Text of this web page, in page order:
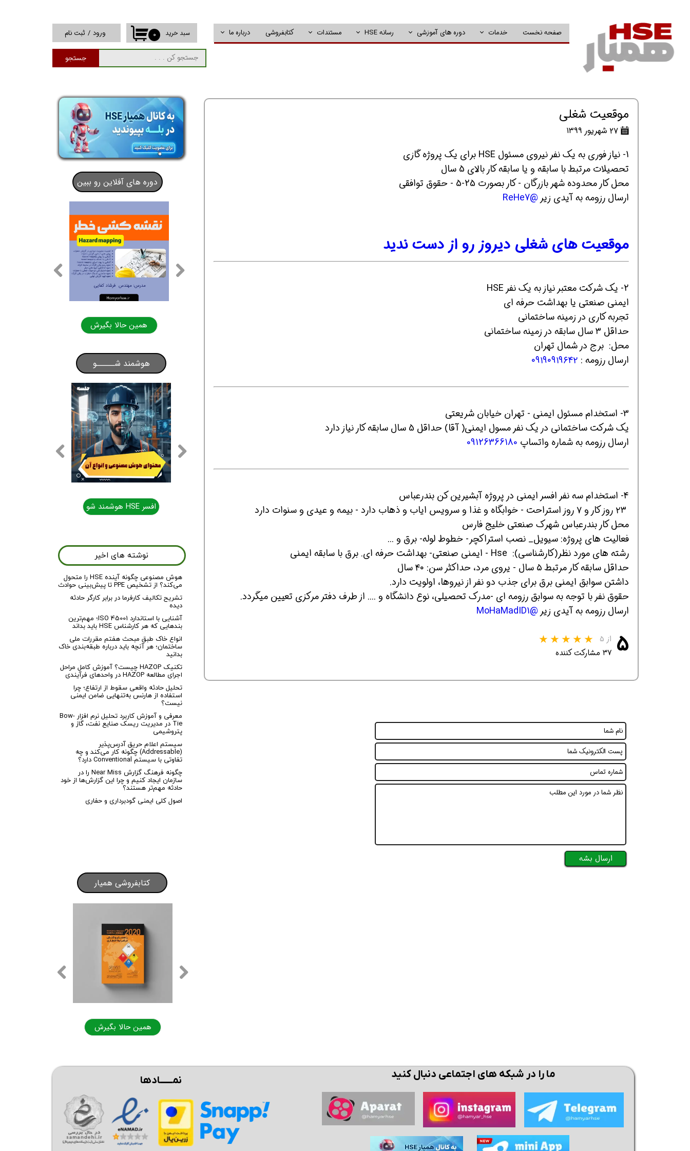
صفحه نخست خدمات دوره های آموزشی رسانه HSE
پادکست Safety Cast
مستندات کتابفروشی درباره ما
جستجو
۰ سبد خرید ورود / ثبت نام
حساب کاربری من
تغییر گذر واژه
خروج از حساب
کاربری
موقعیت شغلی
۲۷ شهریور ۱۳۹۹
1- نیاز فوری به یک نفر نیروی مسئول HSE برای یک پروژه گازی
تحصیلات مرتبط با سابقه و یا سابقه کار بالای 5 سال
محل کار محدوده شهر بازرگان - کار بصورت 25-5 - حقوق توافقی
ارسال رزومه به آیدی زیر @ReHe7
موقعیت های شغلی دیروز رو از دست ندید
2- یک شرکت معتبر نیاز به یک نفر HSE
ایمنی صنعتی یا بهداشت حرفه ای
تجربه کاری در زمینه ساختمانی
حداقل ۳ سال سابقه در زمینه ساختمانی
محل: برج در شمال تهران
ارسال رزومه : ۰۹۱۹۰۹۱۹۶۴۲
3- استخدام مسئول ایمنی - تهران خیابان شریعتی
یک شرکت ساختمانی در یک نفر مسول ايمني( آقا) حداقل 5 سال سابقه کار نیاز دارد
ارسال رزومه به شماره واتساپ 09126366180
4- استخدام سه نفر افسر ایمنی در پروژه آبشیرین کن بندرعباس
محل کار بندرعباس شهرک صنعتی خلیج فارس
فعالیت های پروژه: سیویل_ نصب استراکچر- خطوط لوله- برق و ...
رشته های مورد نظر(کارشناسی): Hse - ایمنی صنعتی- بهداشت حرفه ای. برق با سابقه ایمنی
حداقل سابقه کار مرتبط ۵ سال - یروی مرد، حداکثر سن: ۴۰ سال
داشتن سوابق ایمنی برق برای جذب دو نفر از نیروها، اولویت دارد.
حقوق نفر با توجه به سوابق رزومه ای -مدرک تحصیلی، نوع دانشگاه و .... از طرف دفتر مرکزی تعیین میگردد.
ارسال رزومه به آیدی زیر @MoHaMadID1
۵ از ۵
۳۷ مشارکت کننده
هوش مصنوعی چگونه آینده HSE را متحول
می‌کند؟ از تشخیص PPE تا پیش‌بینی حوادث
تشریح تکالیف کارفرما در برابر کارگر حادثه
دیده
آشنایی با استاندارد ISO 45001؛ مهم‌ترین
بندهایی که هر کارشناس HSE باید بداند
انواع خاک طبق مبحث هفتم مقررات ملی
ساختمان؛ هر آنچه باید درباره طبقه‌بندی خاک
بدانید
تکنیک HAZOP چیست؟ آموزش کامل مراحل
اجرای مطالعه HAZOP در واحدهای فرآیندی
تحلیل حادثه واقعی سقوط از ارتفاع؛ چرا
استفاده از هارنس به‌تنهایی ضامن ایمنی
نیست؟
معرفی و آموزش کاربرد تحلیل نرم افزار Bow-
Tie در مدیریت ریسک صنایع نفت، گاز و
پتروشیمی
سیستم اعلام حریق آدرس‌پذیر
(Addressable) چگونه کار می‌کند و چه
تفاوتی با سیستم Conventional دارد؟
چگونه فرهنگ گزارش Near Miss را در
سازمان ایجاد کنیم و چرا این گزارش‌ها از خود
حادثه مهم‌تر هستند؟
اصول کلی ایمنی گودبرداری و حفاری
نوشته های اخیر
ارسال بشه
همین حالا بگیرش همین حالا بگیرش همین حالا بگیرش
دوره های آفلاین رو ببین
کتابفروشی همیار
همین حالا بگیرش
هوشمند شـــــو
افسر HSE هوشمند شو افسر HSE هوشمند شو افسر HSE هوشمند شو افسر HSE هوشمند شو افسر HSE هوشمند شو
ما را در شبکه های اجتماعی دنبال کنید نمــــــادها